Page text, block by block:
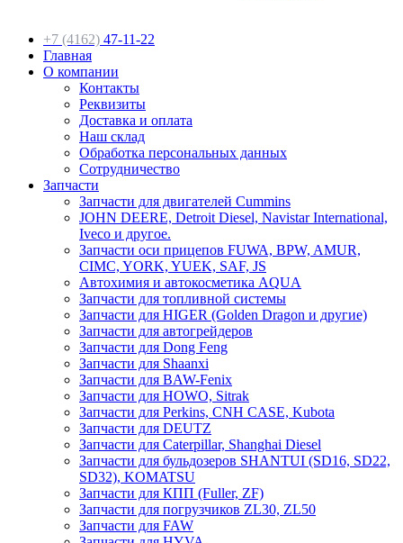
+7 (4162) 47-11-22
Главная
О компании
Контакты
Реквизиты
Доставка и оплата
Наш склад
Обработка персональных данных
Сотрудничество
Запчасти
Запчасти для двигателей Cummins
JOHN DEERE, Detroit Diesel, Navistar International,
Iveco и другое.
Запчасти оси прицепов FUWA, BPW, AMUR,
CIMC, YORK, YUEK, SAF, JS
Автохимия и автокосметика AQUA
Запчасти для топливной системы
Запчасти для HIGER (Golden Dragon и другие)
Запчасти для автогрейдеров
Запчасти для Dong Feng
Запчасти для Shaanxi
Запчасти для BAW-Fenix
Запчасти для HOWO, Sitrak
Запчасти для Perkins, CNH CASE, Kubota
Запчасти для DEUTZ
Запчасти для Caterpillar, Shanghai Diesel
Запчасти для бульдозеров SHANTUI (SD16, SD22,
SD32), KOMATSU
Запчасти для КПП (Fuller, ZF)
Запчасти для погрузчиков ZL30, ZL50
Запчасти для FAW